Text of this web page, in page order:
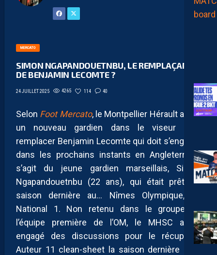
MERCATO
SIMON NGAPANDOUETNBU, LE REMPLAÇANT
DE BENJAMIN LECOMTE ?
24 JUILLET 2025 4265 114 40
Selon Foot Mercato, le Montpellier Hérault aurait
un nouveau gardien dans le viseur pour
remplacer Benjamin Lecomte qui doit s’engager
dans les prochains instants en Angleterre. Il
s’agit du jeune gardien marseillais, Simon
Ngapandouetnbu (22 ans), qui était prêté la
saison dernière au… Nîmes Olympique, en
National 1. Non retenu dans le groupe de
l’équipe première de l’OM, le MHSC aurait
engagé des discussions pour le récupérer.
Auteur 11 clean-sheet la saison dernière pour